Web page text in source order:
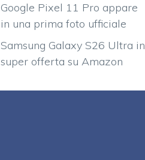
Google Pixel 11 Pro appare
in una prima foto ufficiale
Samsung Galaxy S26 Ultra in
super offerta su Amazon